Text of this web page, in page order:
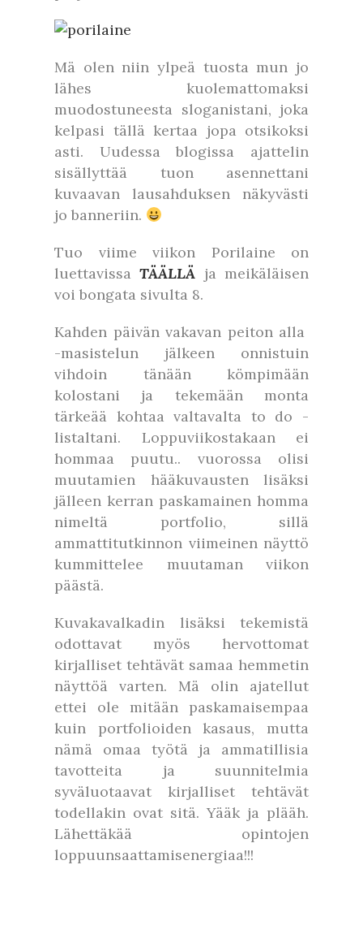
Mä olen niin ylpeä tuosta mun jo
lähes kuolemattomaksi
muodostuneesta sloganistani, joka
kelpasi tällä kertaa jopa otsikoksi
asti. Uudessa blogissa ajattelin
sisällyttää tuon asennettani
kuvaavan lausahduksen näkyvästi
jo banneriin.
Tuo viime viikon Porilaine on
luettavissaTÄÄLLÄ ja meikäläisen
voi bongata sivulta 8.
Kahden päivän vakavan peiton alla
-masistelun jälkeen onnistuin
vihdoin tänään kömpimään
kolostani ja tekemään monta
tärkeää kohtaa valtavalta to do -
listaltani. Loppuviikostakaan ei
hommaa puutu.. vuorossa olisi
muutamien hääkuvausten lisäksi
jälleen kerran paskamainen homma
nimeltä portfolio, sillä
ammattitutkinnon viimeinen näyttö
kummittelee muutaman viikon
päästä.
Kuvakavalkadin lisäksi tekemistä
odottavat myös hervottomat
kirjalliset tehtävät samaa hemmetin
näyttöä varten. Mä olin ajatellut
ettei ole mitään paskamaisempaa
kuin portfolioiden kasaus, mutta
nämä omaa työtä ja ammatillisia
tavotteita ja suunnitelmia
syväluotaavat kirjalliset tehtävät
todellakin ovat sitä. Yääk ja plääh.
Lähettäkää opintojen
loppuunsaattamisenergiaa!!!